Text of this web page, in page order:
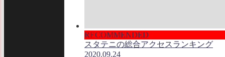
RECOMMENDED
スタテニの総合アクセスランキング
2020.09.24